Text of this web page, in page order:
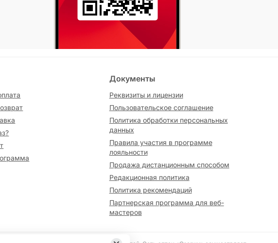
Документы
Реквизиты и лицензии
Пользовательское соглашение
Политика обработки персональных
данных
Правила участия в программе
лояльности
Продажа дистанционным способом
Редакционная политика
Политика рекомендаций
Партнерская программа для веб-
мастеров